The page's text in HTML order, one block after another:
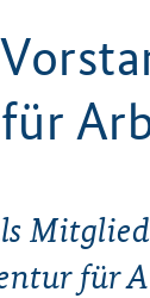
für